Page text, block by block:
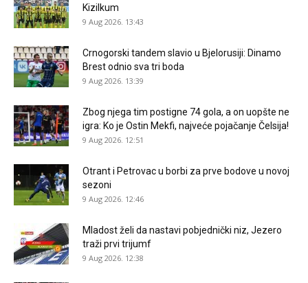
Kizilkum
9 Aug 2026. 13:43
Crnogorski tandem slavio u Bjelorusiji: Dinamo
Brest odnio sva tri boda
9 Aug 2026. 13:39
Zbog njega tim postigne 74 gola, a on uopšte ne
igra: Ko je Ostin Mekfi, najveće pojačanje Čelsija!
9 Aug 2026. 12:51
Otrant i Petrovac u borbi za prve bodove u novoj
sezoni
9 Aug 2026. 12:46
Mladost želi da nastavi pobjednički niz, Jezero
traži prvi trijumf
9 Aug 2026. 12:38